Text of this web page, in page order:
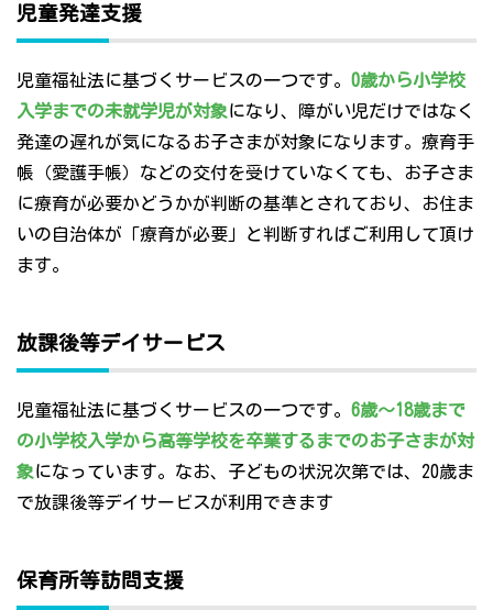
児童発達支援
児童福祉法に基づくサービスの一つです。 0歳から小学校
入学までの未就学児が対象になり、障がい児だけではなく
発達の遅れが気になるお子さまが対象になります。療育手
帳（愛護手帳）などの交付を受けていなくても、お子さま
に療育が必要かどうかが判断の基準とされており、お住ま
いの自治体が「療育が必要」と判断すればご利用して頂け
ます。
放課後等デイサービス
児童福祉法に基づくサービスの一つです。 6歳～18歳まで
の小学校入学から高等学校を卒業するまでのお子さまが対
象になっています。なお、子どもの状況次第では、20歳ま
で放課後等デイサービスが利用できます
保育所等訪問支援